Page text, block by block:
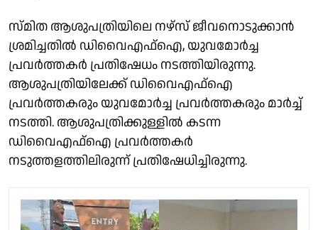
സ്മിത ആശുപത്രിയിലെ നഴ്സ് ജീവനൊടുക്കാൻ
ശ്രമിച്ചതിൽ ഡിവൈഎഫ്ഐ, യുവമോർച്ച
പ്രവർത്തകർ പ്രതിഷേധം നടത്തിയിരുന്നു.
ആശുപത്രിയിലേക്ക് ഡിവൈഎഫ്ഐ
പ്രവർത്തകരും യുവമോർച്ച പ്രവർത്തകരും മാർച്ച്
നടത്തി. ആശുപത്രിക്കുള്ളിൽ കടന്ന
ഡിവൈഎഫ്ഐ പ്രവർത്തകർ
നടുത്തളത്തിലിരുന്ന് പ്രതിഷേധിച്ചിരുന്നു.